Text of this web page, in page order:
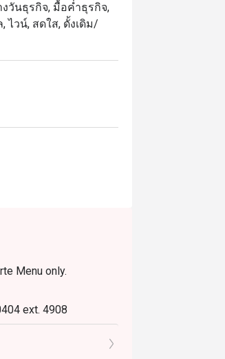
วันธุรกิจ, มื้อค่ำธุรกิจ,
ไวน์, สดใส, ดั้งเดิม/
Menu only.
ext. 4908
without prior